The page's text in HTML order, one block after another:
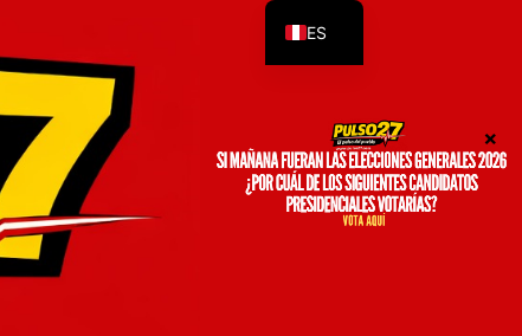
ES
EN